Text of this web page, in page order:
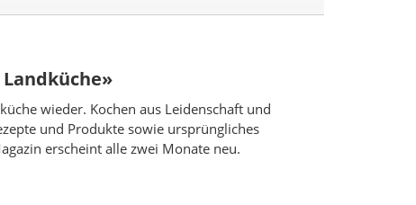
wieder. Kochen aus Leidenschaft und
und Produkte sowie ursprüngliches
erscheint alle zwei Monate neu.